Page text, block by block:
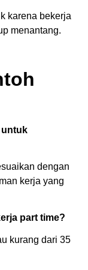
karena bekerja
menantang.
untuk
dengan
kerja yang
part time?
kurang dari 35